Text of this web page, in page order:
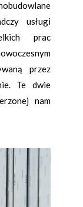
usługi
prac
przez
Te dwie
nam